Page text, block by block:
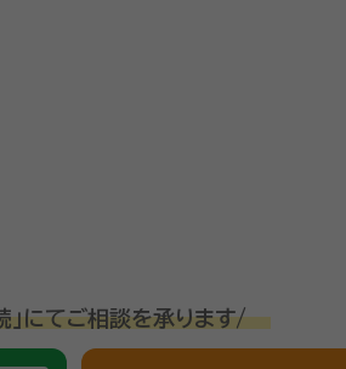
」にてご相談を承ります/